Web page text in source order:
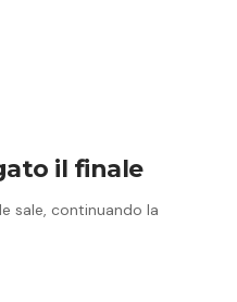
il finale
sale, continuando la